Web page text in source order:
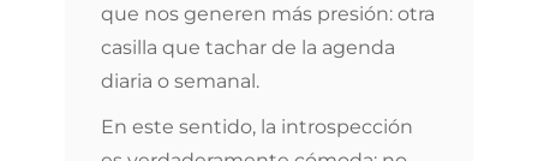
que nos generen más presión: otra
casilla que tachar de la agenda
diaria o semanal.
En este sentido, la introspección